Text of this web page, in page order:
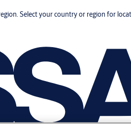
Select your country or region for